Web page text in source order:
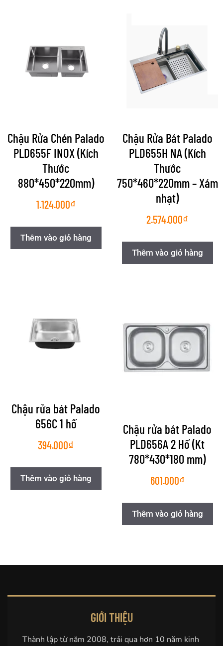
Chậu Rửa Chén Palado
PLD655F INOX (Kích
Thước
880*450*220mm)
1.124.000₫
Thêm vào giỏ hàng
Chậu Rửa Bát Palado
PLD655H NA (Kích
Thước
750*460*220mm – Xám
nhạt)
2.574.000₫
Thêm vào giỏ hàng
Chậu rửa bát Palado
656C 1 hố
394.000₫
Thêm vào giỏ hàng
Chậu rửa bát Palado
PLD656A 2 Hố (Kt
780*430*180 mm)
601.000₫
Thêm vào giỏ hàng
GIỚI THIỆU
Thành lập từ năm 2008, trải qua hơn 10 năm kinh